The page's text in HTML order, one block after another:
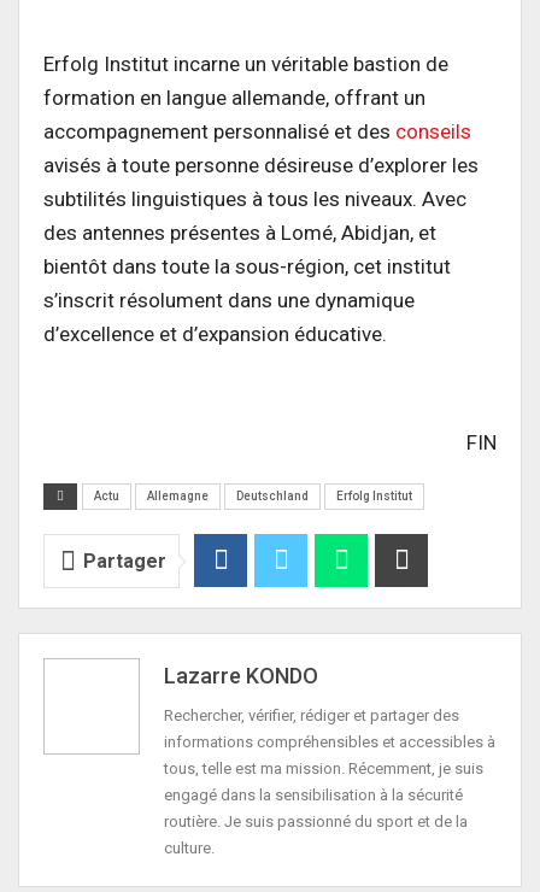
Erfolg Institut incarne un véritable bastion de
formation en langue allemande, offrant un
accompagnement personnalisé et des conseils
avisés à toute personne désireuse d’explorer les
subtilités linguistiques à tous les niveaux. Avec
des antennes présentes à Lomé, Abidjan, et
bientôt dans toute la sous-région, cet institut
s’inscrit résolument dans une dynamique
d’excellence et d’expansion éducative.
FIN
Actu Allemagne Deutschland Erfolg Institut
Partager
Lazarre KONDO
Rechercher, vérifier, rédiger et partager des
informations compréhensibles et accessibles à
tous, telle est ma mission. Récemment, je suis
engagé dans la sensibilisation à la sécurité
routière. Je suis passionné du sport et de la
culture.